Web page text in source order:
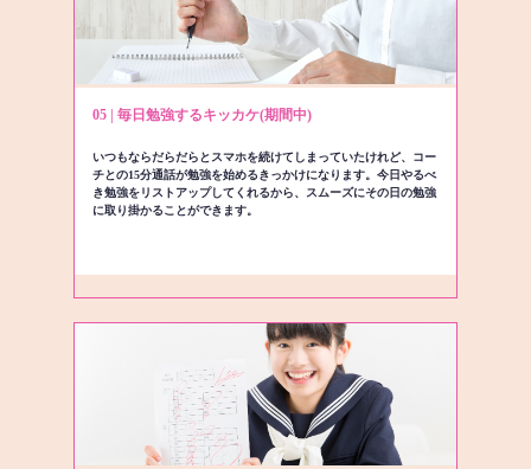
05 | 毎日勉強するキッカケ(期間中)
いつもならだらだらとスマホを続けてしまっていたけれど、コー
チとの15分通話が勉強を始めるきっかけになります。今日やるべ
き勉強をリストアップしてくれるから、スムーズにその日の勉強
に取り掛かることができます。